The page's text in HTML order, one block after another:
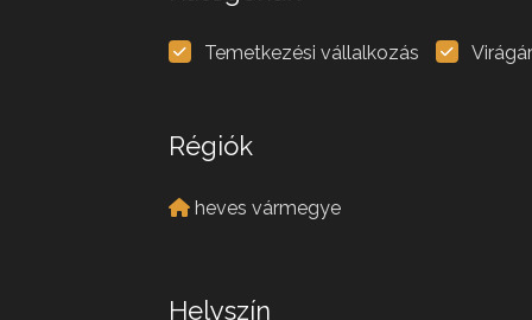
Temetkezési vállalkozás
Régiók
heves vármegye
Helyszín